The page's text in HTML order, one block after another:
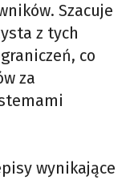
Szacuje
z tych
co
za
wynikające